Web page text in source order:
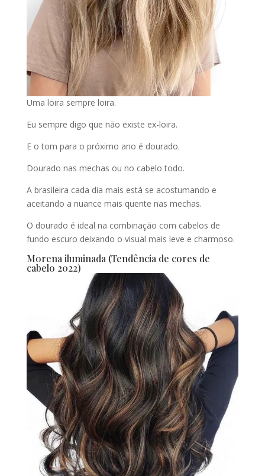
Uma loira sempre loira.
Eu sempre digo que não existe ex-loira.
E o tom para o próximo ano é dourado.
Dourado nas mechas ou no cabelo todo.
A brasileira cada dia mais está se acostumando e
aceitando a nuance mais quente nas mechas.
O dourado é ideal na combinação com cabelos de
fundo escuro deixando o visual mais leve e charmoso.
Morena iluminada (Tendência de cores de
cabelo 2022)